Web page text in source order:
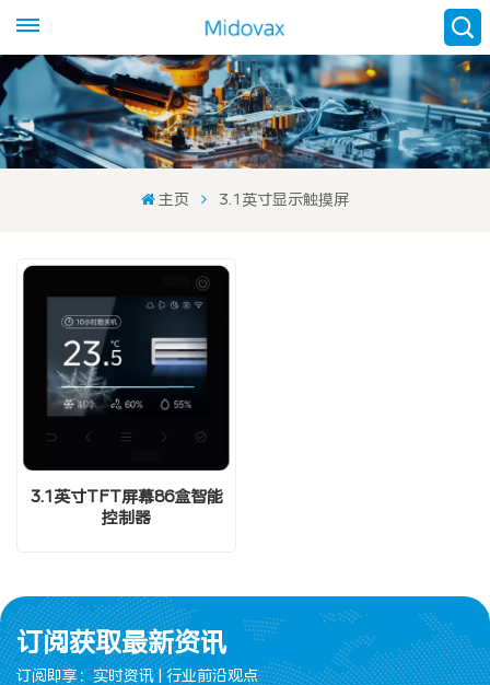
主页 3.1英寸显示触摸屏
3.1英寸TFT屏幕86盒智能
控制器
订阅获取最新资讯
订阅即享：实时资讯 | 行业前沿观点